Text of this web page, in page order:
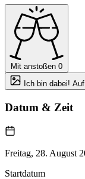
Mit anstoßen 0
Ich bin dabei!
Datum & Zeit
Freitag, 28. August
Startdatum